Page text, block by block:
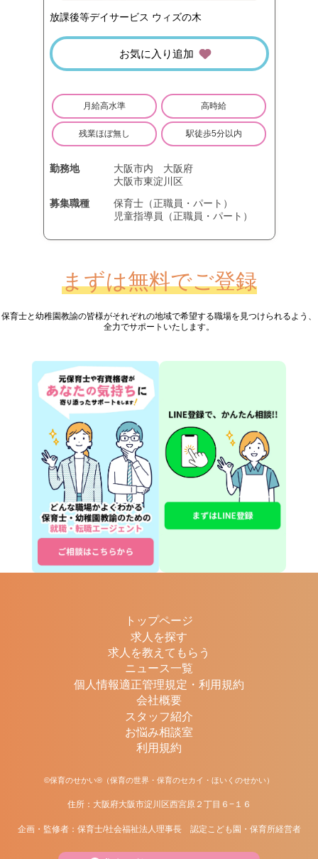
放課後等デイサービス ウィズの木
お気に入り追加
月給高水準 高時給
残業ほぼ無し 駅徒歩5分以内
勤務地 大阪市内
大阪府
大阪市東淀川区
募集職種
保育士（正職員・パート）
児童指導員（正職員・パート）
まずは無料でご登録
保育士と幼稚園教諭の皆様がそれぞれの地域で希望する職場を見つけられるよう、
全力でサポートいたします。
トップページ
求人を探す
求人を教えてもらう
ニュース一覧
個人情報適正管理規定・利用規約
会社概要
スタッフ紹介
お悩み相談室
利用規約
©保育のせかい®（保育の世界・保育のセカイ・ほいくのせかい）
住所：大阪府大阪市淀川区西宮原２丁目６−１６
企画・監修者：保育士/社会福祉法人理事長 認定こども園・保育所経営者